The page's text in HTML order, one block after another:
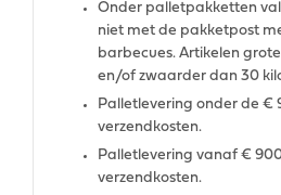
Onder palletpakketten
niet met de pakketpost
barbecues. Artikelen
en/of zwaarder dan 30
Palletlevering onder de €
verzendkosten.
Palletlevering vanaf €
verzendkosten.